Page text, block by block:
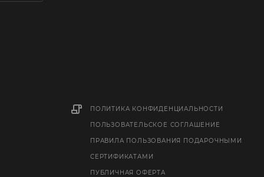
ПОЛИТИКА КОНФИДЕНЦИАЛЬНОСТИ
ПОЛЬЗОВАТЕЛЬСКОЕ СОГЛАШЕНИЕ
ПРАВИЛА ПОЛЬЗОВАНИЯ ПОДАРОЧНЫМИ
СЕРТИФИКАТАМИ
ПУБЛИЧНАЯ ОФЕРТА